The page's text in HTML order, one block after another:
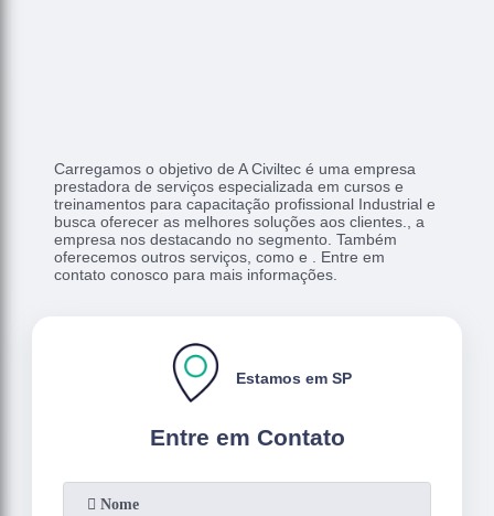
Carregamos o objetivo de A Civiltec é uma empresa
prestadora de serviços especializada em cursos e
treinamentos para capacitação profissional Industrial e
busca oferecer as melhores soluções aos clientes., a
empresa nos destacando no segmento. Também
oferecemos outros serviços, como e . Entre em
contato conosco para mais informações.
Entre em Contato
Estamos em SP